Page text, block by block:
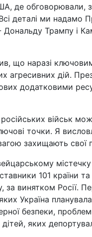
де обговорювали,
Всі деталі ми
Трампу і
що наразі
агресивних дій.
додатковими
військ
точки. Я
захищають свої
101 країни
за винятком
Україна
безпеки,
яких